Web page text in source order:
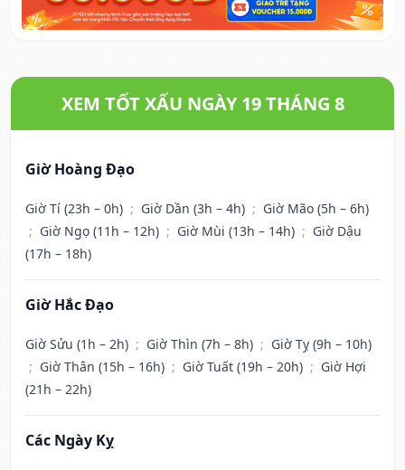
XEM TỐT XẤU NGÀY 19 THÁNG 8
Giờ Hoàng Đạo
Giờ Tí (23h – 0h) ; Giờ Dần (3h – 4h) ; Giờ Mão (5h – 6h)
; Giờ Ngọ (11h – 12h) ; Giờ Mùi (13h – 14h) ; Giờ Dậu
(17h – 18h)
Giờ Hắc Đạo
Giờ Sửu (1h – 2h) ; Giờ Thìn (7h – 8h) ; Giờ Tỵ (9h – 10h)
; Giờ Thân (15h – 16h) ; Giờ Tuất (19h – 20h) ; Giờ Hợi
(21h – 22h)
Các Ngày Kỵ